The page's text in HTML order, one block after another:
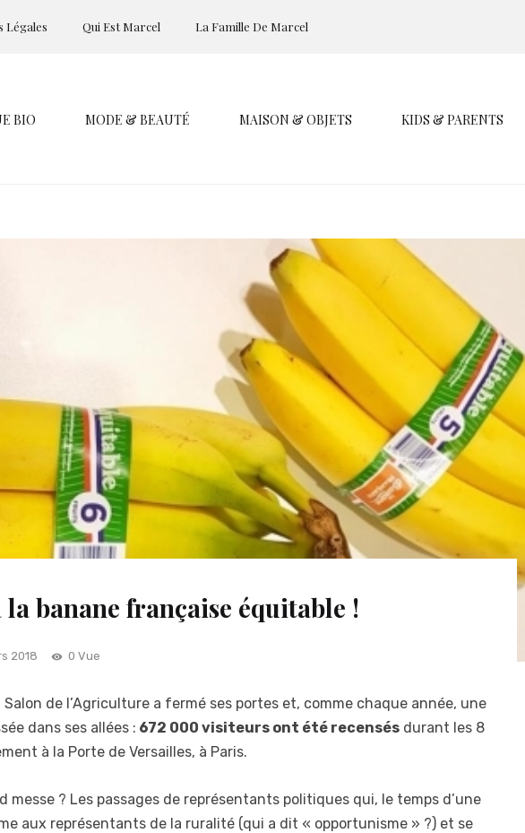
Légales Qui Est Marcel La Famille De Marcel
BIO MODE & BEAUTÉ MAISON & OBJETS KIDS & PARENTS
la banane française équitable !
2018 0 Vue
Salon de l’Agriculture a fermé ses portes et, comme chaque année, une
dans ses allées : 672 000 visiteurs ont été recensés durant les 8
à la Porte de Versailles, à Paris.
messe ? Les passages de représentants politiques qui, le temps d’une
aux représentants de la ruralité (qui a dit « opportunisme » ?) et se